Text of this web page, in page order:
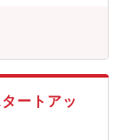
相談業務など）
】 決算書・税務
談・税務アドバ
税業務、複数人
【主に使用し
・弥生 ◆会
業内容：士業向
ートアッ